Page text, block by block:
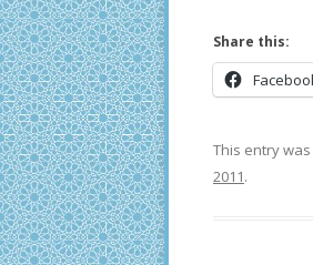
Share this:
This entry
2011.